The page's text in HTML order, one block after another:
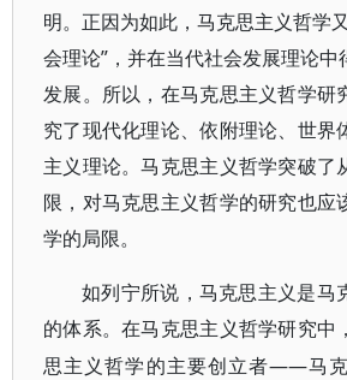
明。正因为如此，马克思主义哲学
会理论”，并在当代社会发展理论中
发展。所以，在马克思主义哲学研
究了现代化理论、依附理论、世界
主义理论。马克思主义哲学突破了
限，对马克思主义哲学的研究也应
学的局限。
如列宁所说，马克思主义是马
的体系。在马克思主义哲学研究中
思主义哲学的主要创立者——马克